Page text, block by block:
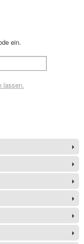
ein.
lassen.